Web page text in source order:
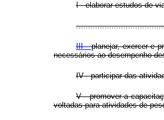
I - elaborar estudos de
III -planejar, exercer e
necessários ao desempenho
IV - participar das
V - promover a
voltadas para atividades de